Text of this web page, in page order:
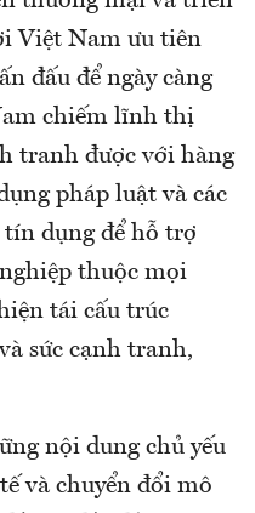
Việt Nam ưu tiên
đấu để ngày càng
chiếm lĩnh thị
tranh được với hàng
pháp luật và các
dụng để hỗ trợ
thuộc mọi
tái cấu trúc
sức cạnh tranh,
nội dung chủ yếu
và chuyển đổi mô